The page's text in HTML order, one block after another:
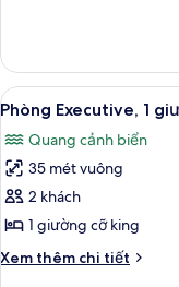
(KING
EXECUTIVE
ROOM
CITY
VIEW)
Phòng
Executive,
1
giường
cỡ
king
EXECUTIVE
ROOM
VIEW)
Xem
tất
cả
ảnh
Phòng
Executive,
1
giường
9
Phòng Executive, 1
Quang cảnh biển
35 mét vuông
2 khách
1 giường cỡ king
Xem thêm chi tiết
Chi